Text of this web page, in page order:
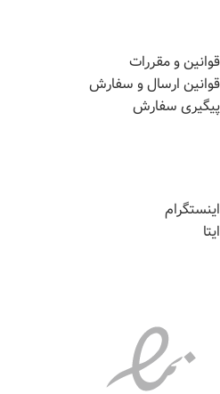
قوانین و مقررات
قوانین ارسال و سفارش
پیگیری سفارش
اینستگرام
ایتا